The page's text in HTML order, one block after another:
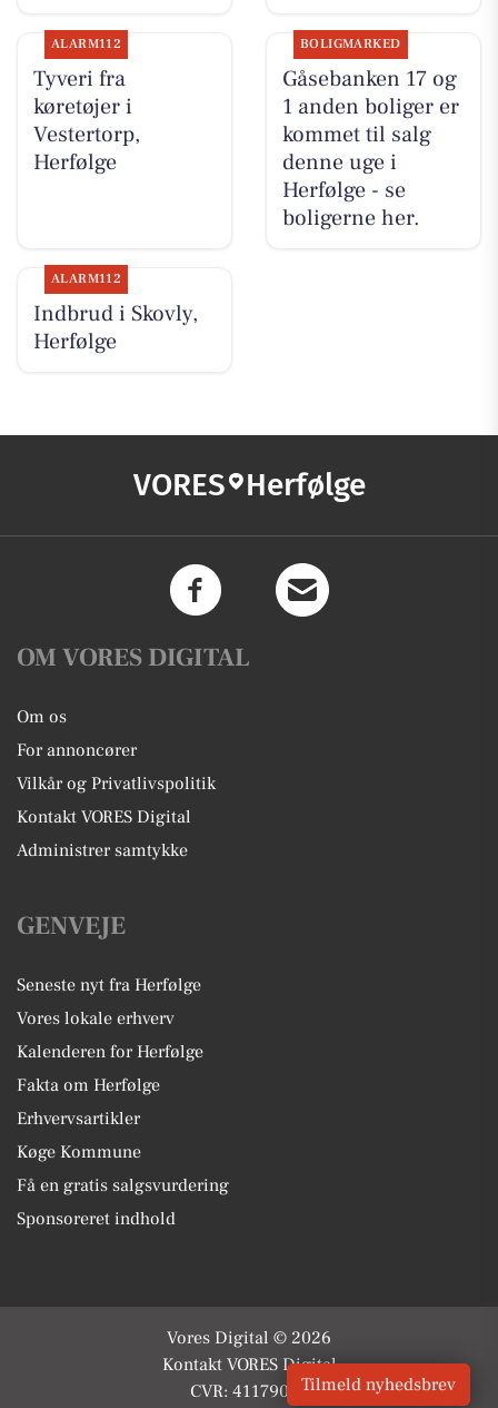
ALARM112
Tyveri fra
køretøjer i
Vestertorp,
Herfølge
BOLIGMARKED
Gåsebanken 17 og
1 anden boliger er
kommet til salg
denne uge i
Herfølge - se
boligerne her.
ALARM112
Indbrud i Skovly,
Herfølge
VORES Herfølge
OM VORES DIGITAL
Om os
For annoncører
Vilkår og Privatlivspolitik
Kontakt VORES Digital
Administrer samtykke
GENVEJE
Seneste nyt fra Herfølge
Vores lokale erhverv
Kalenderen for Herfølge
Fakta om Herfølge
Erhvervsartikler
Køge Kommune
Få en gratis salgsvurdering
Sponsoreret indhold
Vores Digital © 2026
Kontakt VORES Digital
CVR: 41179082Tilmeld nyhedsbrev